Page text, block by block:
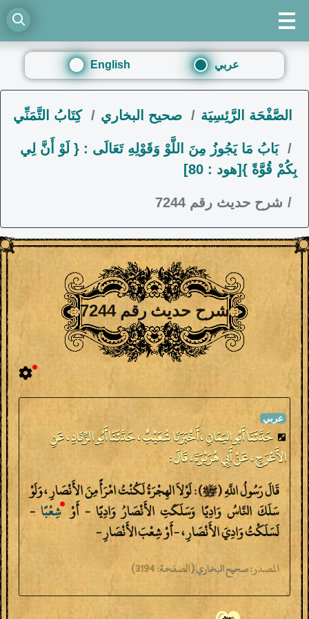
English عربي
الصَّفْحَة الرَّئِسِيَة صحيح البخاري كِتَابُ التَّمَنِّي
بَابُ مَا يَجُوزُ مِنَ اللَّوْ وَقَوْلِهِ تَعَالَى : { لَوْ أَنَّ لِي
بِكُمْ قُوَّةً }[هود : 80]
شرح حديث رقم 7244
شرح حديث رقم 7244
حَدَّثَنَا أَبُو اليَمَانِ ، أَخْبَرَنَا شُعَيْبٌ ، حَدَّثَنَا أَبُو الزِّنَادِ ، عَنِ
الأَعْرَجِ ، عَنْ أَبِي هُرَيْرَةَ ، قَالَ :
قَالَ رَسُولُ اللَّهِ (ﷺ) : لَوْلاَ الهِجْرَةُ لَكُنْتُ امْرَأً مِنَ الأَنْصَارِ ، وَلَوْ
سَلَكَ النَّاسُ وَادِيًا وَسَلَكَتِ الأَنْصَارُ وَادِيًا - أَوْ شِعْبًا-
لَسَلَكْتُ وَادِيَ الأَنْصَارِ ، - أَوْ شِعْبَ الأَنْصَارِ -
المصدر:صحيح البخاري(الصفحة:3194)